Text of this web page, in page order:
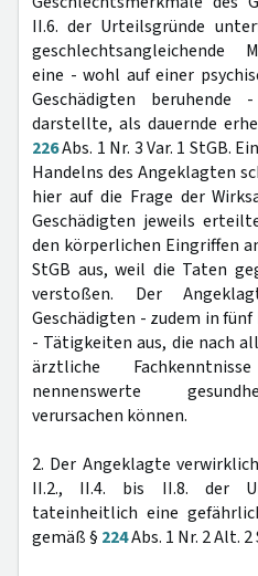
II.6. der Urteilsgründe
geschlechtsangleichende
eine - wohl auf einer
Geschädigten beruhende
darstellte, als dauernde
226Abs. 1 Nr. 3 Var. 1 StGB.
Handelns des Angeklagten
hier auf die Frage der
Geschädigten jeweils
den körperlichen Eingriffen
StGB aus, weil die Taten
verstoßen. Der
Geschädigten - zudem in
- Tätigkeiten aus, die nach
ärztliche
nennenswerte
verursachen können.
2. Der Angeklagte
II.2., II.4. bis II.8. der
tateinheitlich eine
gemäß § 224Abs. 1 Nr. 2 Alt. 2